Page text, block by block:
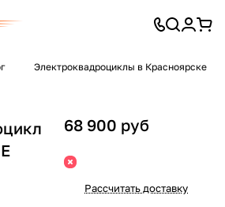
Электроквадроциклы в Красноярске
68 900 руб
Рассчитать доставку